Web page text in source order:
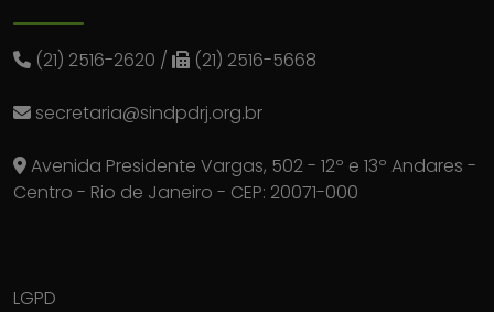
(21) 2516-2620 / (21) 2516-5668
secretaria@sindpdrj.org.br
Avenida Presidente Vargas, 502 - 12º e 13º Andares -
Centro - Rio de Janeiro - CEP: 20071-000
LGPD